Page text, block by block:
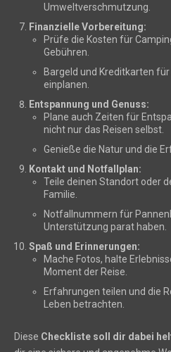
Umweltverschmutzung.
Finanzielle Vorbereitung:
Prüfe die Kosten für
Gebühren.
Bargeld und Kreditkarten
einplanen.
Entspannung und Genuss:
Plane auch Zeiten für
nicht nur das Reisen selbst.
Genieße die Natur und die
Kontakt und Notfallplan:
Teile deinen Standort oder
Familie.
Notfallnummern für
Unterstützung parat haben.
Spaß und Erinnerungen:
Mache Fotos, halte
Moment der Reise.
Erfahrungen teilen und die
Leben betrachten.
Diese Checkliste soll dir dabei